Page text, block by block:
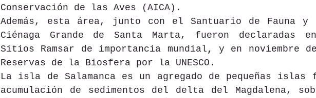
Conservación de las Aves (AICA).
Además, esta área, junto con el Santuario de Fauna
Ciénaga Grande de Santa Marta, fueron declaradas
Sitios Ramsar de importancia mundial ,
y en noviembre
Reservas de la Biosfera por la UNESCO.
La isla de Salamanca es un agregado de pequeñas islas
acumulación de sedimentos del delta del Magdalena,